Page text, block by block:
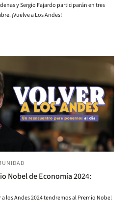
y Sergio Fajardo participarán en tres
¡Vuelve a Los Andes!
Nobel de Economía 2024:
los Andes 2024 tendremos al Premio Nobel